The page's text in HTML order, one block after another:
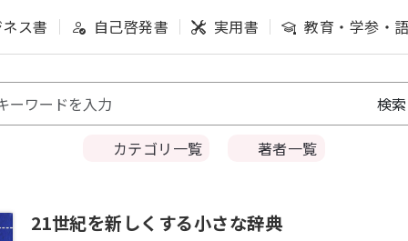
ス書 自己啓発書 実用書 教育・学参・
カテゴリ一覧 著者一覧
21世紀を新しくする小さな辞典